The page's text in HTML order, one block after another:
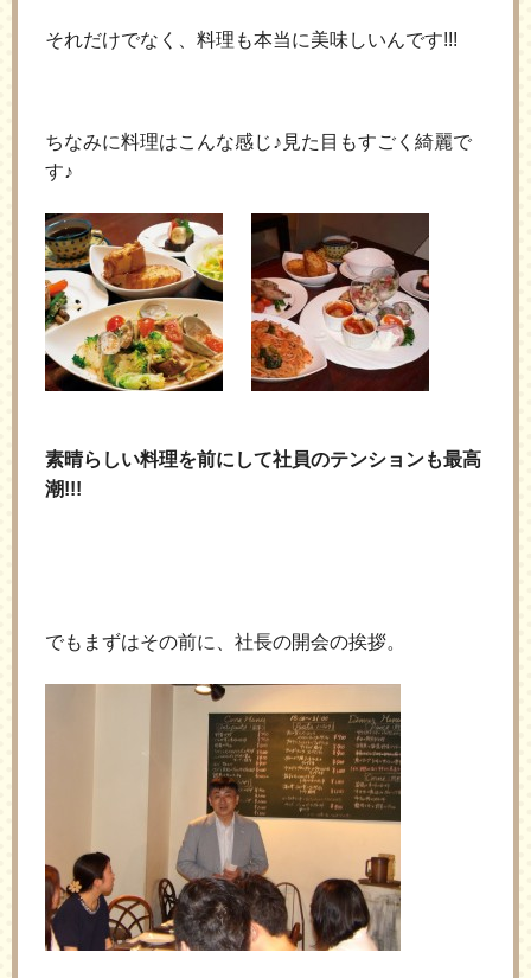
それだけでなく、料理も本当に美味しいんです!!!
ちなみに料理はこんな感じ♪見た目もすごく綺麗で
す♪
素晴らしい料理を前にして社員のテンションも最高
潮!!!
でもまずはその前に、社長の開会の挨拶。